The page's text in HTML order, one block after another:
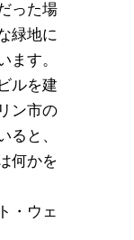
った場
緑地に
ます。
ルを建
ン市の
ると、
何かを
・ウェ